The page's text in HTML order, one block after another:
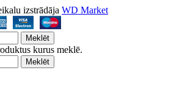
izstrādāja WD Market
Meklēt
kurus meklē.
Meklēt